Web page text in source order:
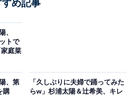
め記事
、
トで
庭菜
、第
購
「久しぶりに夫婦で踊ってみた
らw」杉浦太陽＆辻希美、キレ